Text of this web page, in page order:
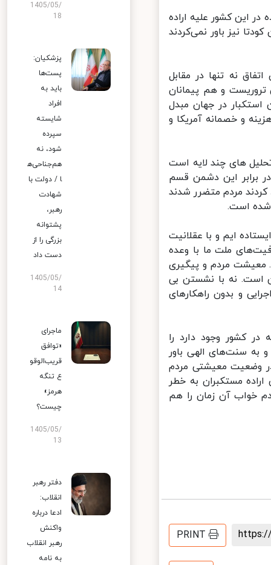
ساده در این کشور علیه اراده
نیز باور نمی‌کردند
نه تنها در مقابل
و هم پیمانان
در جهان مبدل
و خصمانه آمریکا و
به تحلیل های چند لایه است
برابر این دشمن قسم
مردم متضرر شدند
است.
ایم و با عقلانیت
ملت ما با وعده
مردم و پیگیری
است. نه با نشستن بی
و بدون راهکارهای
وجود دارد را
سنت‌های الهی باور
وضعیت معیشتی مردم
مستکبران به خطر
خواب آن زمان را هم
PRINT
1405/05/
18
پزشکیان:
پست‌ها
باید به
افراد
شایسته
سپرده
شود، نه
هم‌جناحی‌ه
ا / دولت با
شهادت
رهبر،
پشتوانه
بزرگی را از
دست داد
1405/05/
14
ماجرای
«توافق
قریب‌الوقو
ع تنگه
هرمز»
چیست؟
1405/05/
13
دفتر رهبر
انقلاب:
ادعا درباره
واکنش
رهبر انقلاب
به نامه